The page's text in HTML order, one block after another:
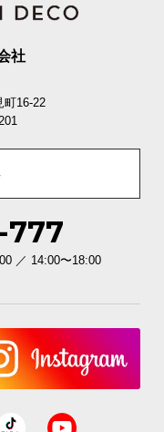
社
町16-22
777
／ 14:00〜18:00